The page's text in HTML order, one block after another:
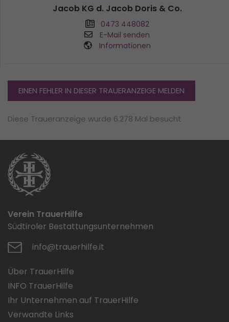
Jacob KG d. Jacob Doris & Co.
0473 448082
E-Mail senden
Informationen
EINEN FEHLER IN DIESER TRAUERANZEIGE MELDEN
Diese Traueranzeige wurde 6.278 Mal besucht
Verein TrauerHilfe
Südtiroler Bestattungsunternehmen
info@trauerhilfe.it
Über TrauerHilfe
INFO TrauerHilfe
Ihr Unternehmen auf TrauerHilfe
Verwandte Links